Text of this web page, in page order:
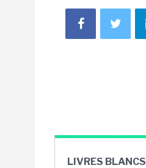
LIVRES BLANCS